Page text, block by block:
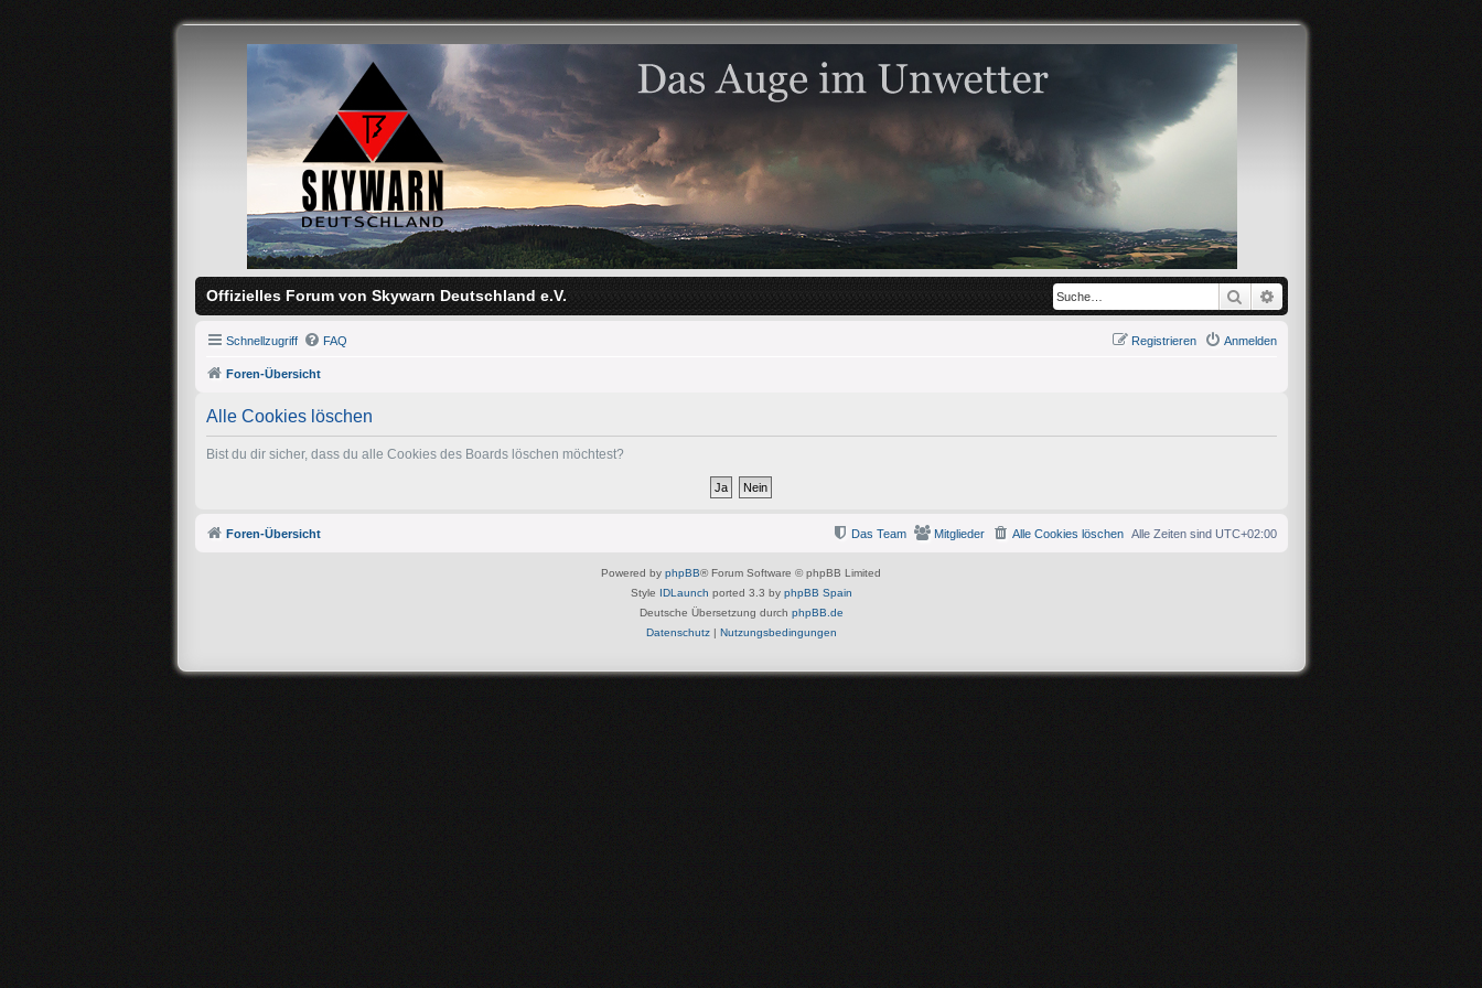
Offizielles Forum von Skywarn Deutschland e.V. Suche
Schnellzugriff FAQ Anmelden
Registrieren
Foren-Übersicht
Alle Cookies löschen
Bist du dir sicher, dass du alle Cookies des Boards löschen möchtest?
Foren-Übersicht Alle Zeiten sind UTC+02:00
Alle Cookies löschen
Mitglieder
Das Team
Powered by phpBB® Forum Software © phpBB Limited
Style IDLaunch ported 3.3 by phpBB Spain
Deutsche Übersetzung durch phpBB.de
Datenschutz| Nutzungsbedingungen